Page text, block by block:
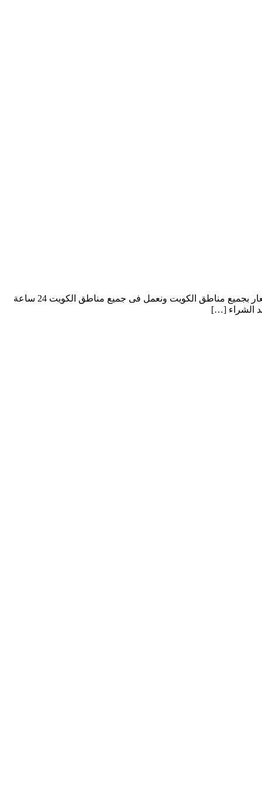
شركة كاميرات مراقبة اهلا بكم معانا فى موقع شركتنا شركة كاميرات مراقبة فنحن نتمير بتقديم افضل انواع كاميرات المراقبة بأفضل الاسعار بجميع مناطق الكويت ونعمل فى جميع مناطق الكويت 24 ساعة
الشراء […]